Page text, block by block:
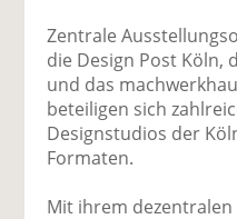
Zentrale
die Design Post Köln,
und das
beteiligen sich
Designstudios der
Formaten.
Mit ihrem